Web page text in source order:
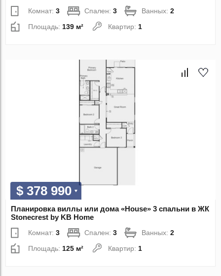
Комнат:3 Спален:3 Ванных:2
Площадь: 139 м² Квартир: 1
$ 378 990
Планировка виллы или дома «House» 3 спальни в ЖК
Stonecrest by KB Home
Комнат:3 Спален:3 Ванных:2
Площадь: 125 м² Квартир: 1